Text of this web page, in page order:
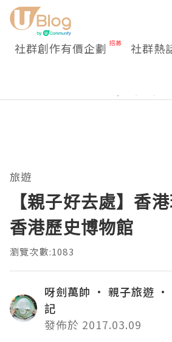
社群創作有價企劃 社群熱
旅遊
【親子好去處】香
香港歷史博物館
瀏覽次數:1083
呀劍萬帥 • 親子旅遊 •
記
發佈於 2017.03.09